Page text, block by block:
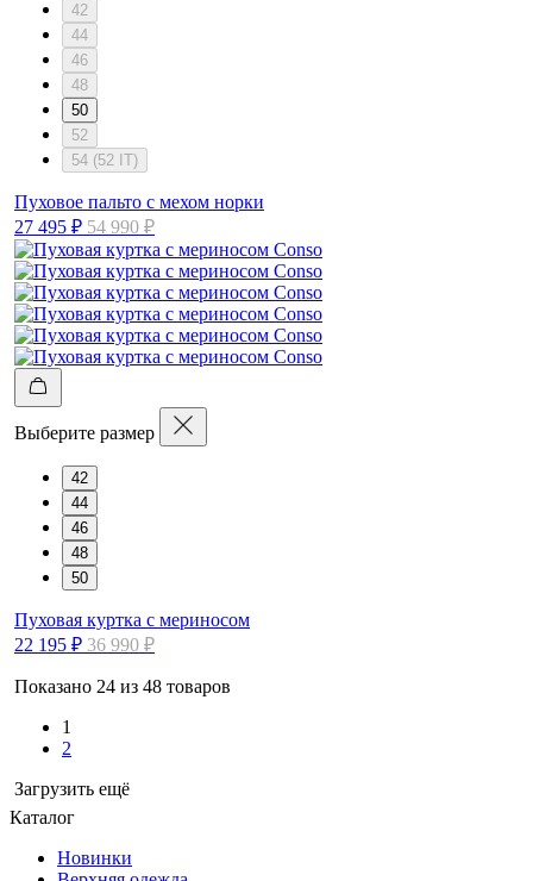
42
44
46
48
50
52
54 (52 IT)
Пуховое пальто с мехом норки
27 495 ₽ 54 990 ₽
Выберите размер
42
44
46
48
50
Пуховая куртка с мериносом
22 195 ₽ 36 990 ₽
Показано 24 из 48 товаров
1
2
Загрузить ещё
Каталог
Новинки